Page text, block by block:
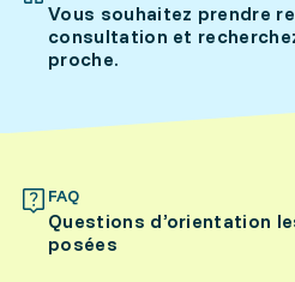
Vous souhaitez prendre
consultation et
proche.
FAQ
Questions d’orientation
posées